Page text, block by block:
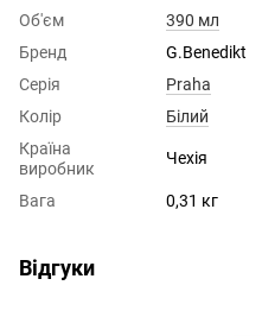
Об'єм
390 мл
Бренд
G.Benedikt
Серія
Praha
Колір
Білий
Країна
виробник
Чехія
Вага 0,31 кг
Відгуки